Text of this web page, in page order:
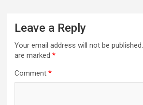
Leave a Reply
Your email address will not be published.
are marked *
Comment *